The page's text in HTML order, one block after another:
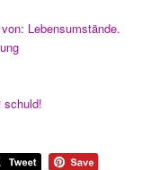
Lebensumstände.
schuld!